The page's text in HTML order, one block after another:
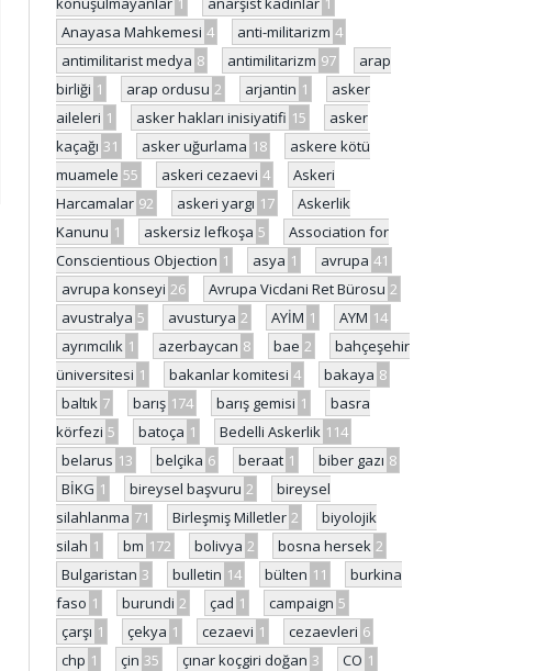
Anayasa Mahkemesi 4 anti-militarizm 4
antimilitarist medya 8 antimilitarizm 97
arap
birliği 1 arap ordusu 2 arjantin 1
asker
aileleri 1 asker hakları inisiyatifi 15
asker
kaçağı 31 asker uğurlama 18
askere kötü
muamele 55 askeri cezaevi 4
Askeri
Harcamalar 92 askeri yargı 17
Askerlik
Kanunu 1 askersiz lefkoşa 5
Association for
Conscientious Objection 1 asya 1 avrupa 41
avrupa konseyi 26 Avrupa Vicdani Ret Bürosu 2
avustralya 5 avusturya 2 AYİM 1 AYM 14
ayrımcılık 1 azerbaycan 8 bae 2
bahçeşehir
üniversitesi 1 bakanlar komitesi 4 bakaya 8
baltık 7 barış 174 barış gemisi 1
basra
körfezi 5 batoça 1 Bedelli Askerlik 114
belarus 13 belçika 6 beraat 1 biber gazı 8
BİKG 1 bireysel başvuru 2
bireysel
silahlanma 71 Birleşmiş Milletler 2
biyolojik
silah 1 bm 172 bolivya 2 bosna hersek 2
Bulgaristan 3 bulletin 14 bülten 11
burkina
faso 1 burundi 2 çad 1 campaign 5
çarşı 1 çekya 1 cezaevi 1 cezaevleri 6
chp 1 çin 35 çınar koçgiri doğan 3 CO 1